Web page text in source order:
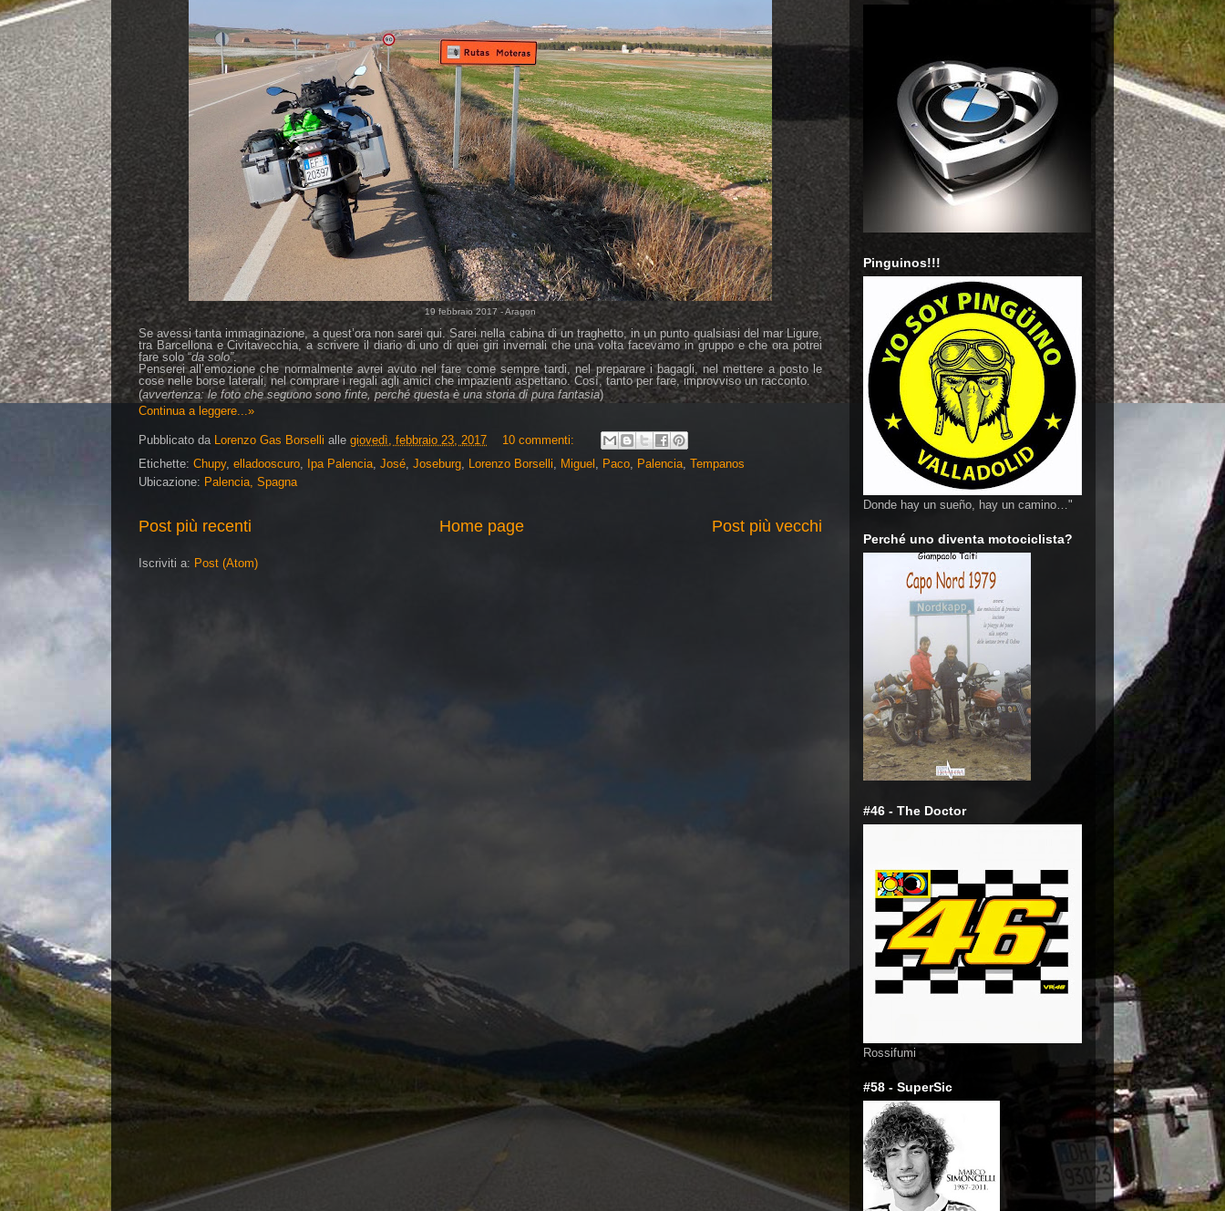
19 febbraio 2017 - Aragon
Se avessi tanta immaginazione, a quest’ora non sarei qui. Sarei nella cabina di un traghetto, in un punto qualsiasi del mar Ligure,
tra Barcellona e Civitavecchia, a scrivere il diario di uno di quei giri invernali che una volta facevamo in gruppo e che ora potrei
fare solo “da solo”.
Penserei all’emozione che normalmente avrei avuto nel fare come sempre tardi, nel preparare i bagagli, nel mettere a posto le
cose nelle borse laterali, nel comprare i regali agli amici che impazienti aspettano. Così, tanto per fare, improvviso un racconto.
(avvertenza: le foto che seguono sono finte, perché questa è una storia di pura fantasia)
Continua a leggere...»
Pubblicato da Lorenzo Gas Borselli alle giovedì, febbraio 23, 2017
10 commenti:
Etichette: Chupy, elladooscuro, Ipa Palencia, José, Joseburg, Lorenzo Borselli, Miguel , Paco, Palencia, Tempanos
Ubicazione: Palencia, Spagna
Post più recenti Post più vecchi
Home page
Iscriviti a: Post (Atom)
Pinguinos!!!
Donde hay un sueño, hay un camino…"
Perché uno diventa motociclista?
#46 - The Doctor
Rossifumi
#58 - SuperSic